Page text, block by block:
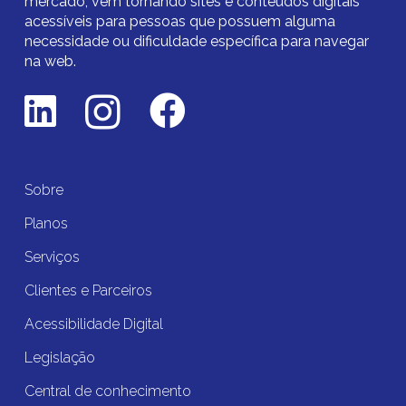
acessíveis para pessoas que possuem alguma
necessidade ou dificuldade específica para navegar
na web.
Sobre
Planos
Serviços
Clientes e Parceiros
Acessibilidade Digital
Legislação
Central de conhecimento